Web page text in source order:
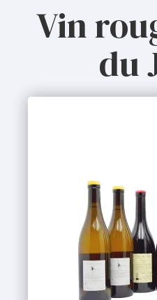
Vin
du